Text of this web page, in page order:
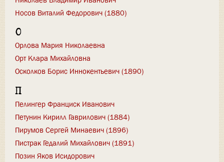
Носов Виталий Федорович (1880)
О
Орлова Мария Николаевна
Орт Клара Михайловна
Осколков Борис Иннокентьевич (1890)
П
Пелингер Франциск Иванович
Петунин Кирилл Гаврилович (1884)
Пирумов Сергей Минаевич (1896)
Пистрак Гедалий Михайлович (1891)
Позин Яков Исидорович